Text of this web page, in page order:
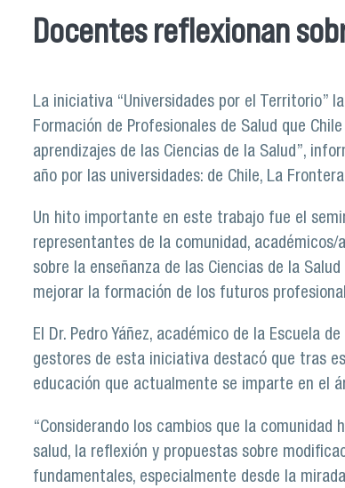
Docentes reflexionan
La iniciativa “Universidades por el Territorio”
Formación de Profesionales de Salud que
aprendizajes de las Ciencias de la Salud”,
año por las universidades: de Chile, La
Un hito importante en este trabajo fue el
representantes de la comunidad,
sobre la enseñanza de las Ciencias de la
mejorar la formación de los futuros
El Dr. Pedro Yáñez, académico de la Escuela
gestores de esta iniciativa destacó que tras
educación que actualmente se imparte en el
“Considerando los cambios que la
salud, la reflexión y propuestas sobre
fundamentales, especialmente desde la